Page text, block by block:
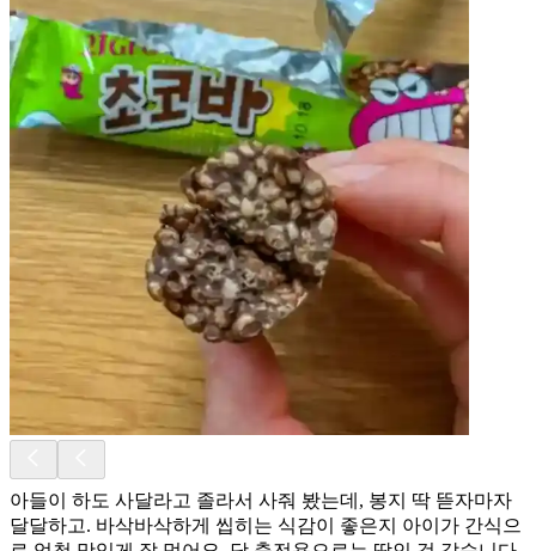
아들이 하도 사달라고 졸라서 사줘 봤는데, 봉지 딱 뜯자마자
달달하고. 바삭바삭하게 씹히는 식감이 좋은지 아이가 간식으